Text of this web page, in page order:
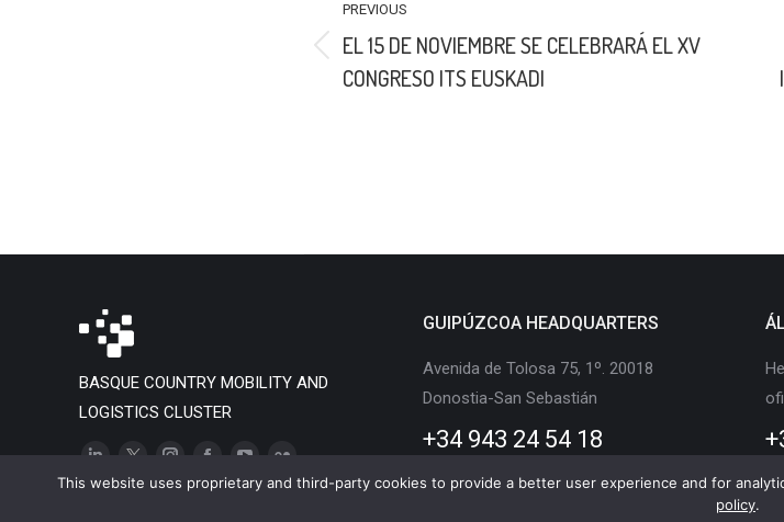
NAVIGATION
PREVIOUS
Previous
post:
EL 15 DE NOVIEMBRE SE CELEBRARÁ EL XV
CONGRESO ITS EUSKADI
BASQUE COUNTRY MOBILITY AND
LOGISTICS CLUSTER
page
page
page
GUIPÚZCOA HEADQUARTERS
Avenida de Tolosa 75, 1º. 20018
Donostia-San Sebastián
+34 943 24 54 18
This website uses proprietary and third-party cookies to provide a better user experience and for
policy.